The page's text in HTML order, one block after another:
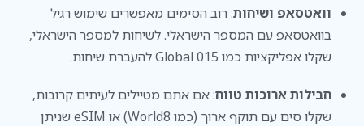
וואטסאפ ושיחות: רוב הסימים מאפשרים שימוש רגיל
בוואטסאפ עם המספר הישראלי. לשיחות למספר הישראלי,
שקלו אפליקציות כמו 015 Global להעברת שיחות.
חבילות ארוכות טווח: אם אתם מטיילים לעיתים קרובות,
שקלו סים עם תוקף ארוך (כמו World8) או eSIM שניתן